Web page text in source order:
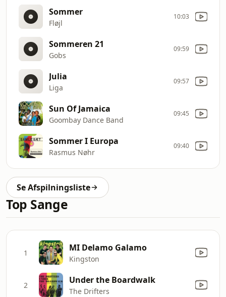
Sommer
Fløjl
10:03
Sommeren 21
Gobs
09:59
Julia
Liga
09:57
Sun Of Jamaica
Goombay Dance Band
09:45
Sommer I Europa
Rasmus Nøhr
09:40
Se Afspilningsliste
Top Sange
1 MI Delamo Galamo
Kingston
2 Under the Boardwalk
The Drifters